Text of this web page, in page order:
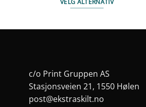
VELG ALTERNATIV
Alternativene
kan
velges
c/o Print Gruppen AS
Stasjonsveien 21, 1550 Hølen
post@ekstraskilt.no